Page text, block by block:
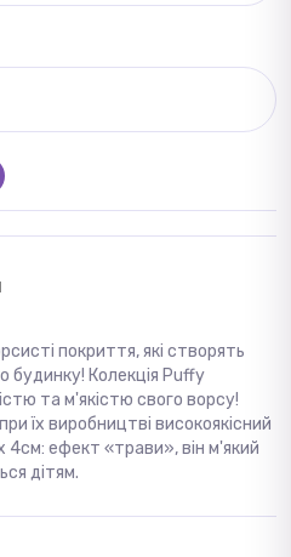
покриття, які створять
будинку! Колекція Puffy
та м'якістю свого ворсу!
їх виробництві високоякісний
4см: ефект «трави», він м'який
дітям.